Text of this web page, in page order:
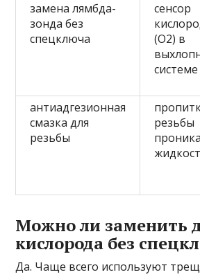
замена лямбда-
зонда без
спецключа
сенсор
(O2) в
системе
антиадгезионная
смазка для
резьбы
резьбы
Можно ли заменить
кислорода без
Да. Чаще всего используют